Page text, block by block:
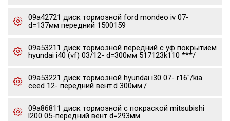
09a42721 диск тормозной ford mondeo iv 07-
d=137мм передний 1500159
09a53211 диск тормозной передний с уф покрытием
hyundai i40 (vf) 03/12- d=300мм 517123k110 ***/
09a53221 диск тормозной hyundai i30 07- r16"/kia
ceed 12- передний вент.d 300мм./
09a86811 диск тормозной с покраской mitsubishi
l200 05-передний вент d=293мм